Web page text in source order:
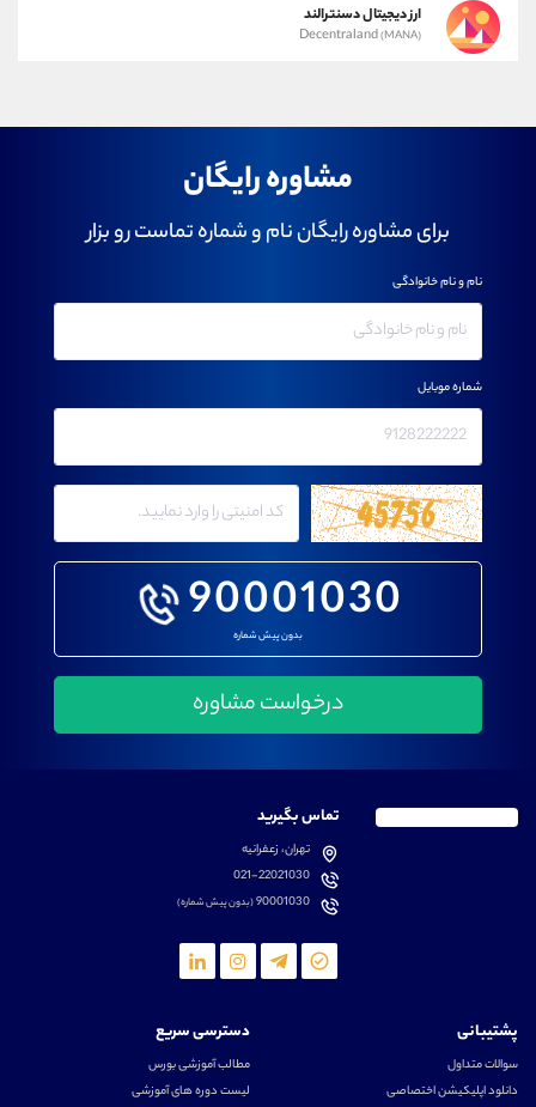
ارز دیجیتال دسنترالند
Decentraland(MANA)
مشاوره رایگان
برای مشاوره رایگان نام و شماره تماست رو بزار
90001030
بدون پیش شماره
نام و نام خانوادگی
شماره موبایل
تماس بگیرید
تهران، زعفرانیه
021-22021030
90001030(بدون پیش شماره)
پشتیبانی
سوالات متداول
دانلود اپلیکیشن اختصاصی
دسترسی سریع
مطالب آموزشی بورس
لیست دوره های آموزشی